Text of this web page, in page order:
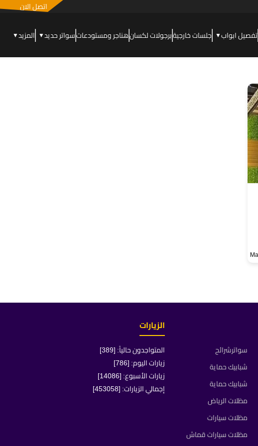
اتصل الان
تفصيل ابواب▼ جلسات خارجيةبرجولات لكسانهناجر ومستودعاتسواتر حديد▼ المزيد▼
سواترشرائح
شبابيك حماية
شبابيك حماية
مظلات الرياض
مظلات سيارات
مظلات سيارات قماش
الزيارات
المتواجدون حالياً: [389]
زيارات اليوم: [786]
زيارات الأسبوع: [14086]
إجمالي الزيارات: [453058]